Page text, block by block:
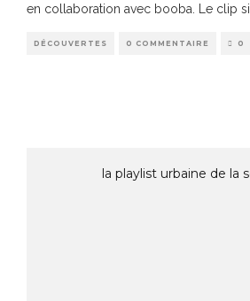
en collaboration avec booba. Le clip
DÉCOUVERTES 0 COMMENTAIRE 0
la playlist urbaine de la